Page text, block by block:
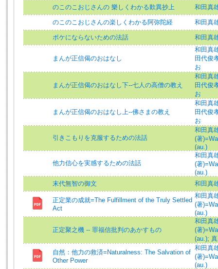
のこのこおじさんの 樂しくわかる歎異抄上
和田真
のこのこおじさんの楽しくわかる阿弥陀経 和田真
ボケにならないための法話 和田真
まんが正信偈のおはなし
和田真
田代俊
お
まんが正信偈のおはなし下--七人の高僧の教え
和田真
田代俊
お
まんが正信偈のおはなし上--佛さまの教え
和田真
田代俊
お
引きこもりを克服するための法話
和田真
(著
(au.)
他力信心を実感するための法話
和田真
(著
(au.)
末代無智の御文
和田真
正定業の成就=The Fulfillment of the Truly Settled
Act
和田真
(著
(au.)
正定聚之機 -- 罪福信批判のあかすもの
和田真
(著
(au.);
自然：他力の救済=Naturalness: The Salvation of
Other Power
和田真
(著
(au.)